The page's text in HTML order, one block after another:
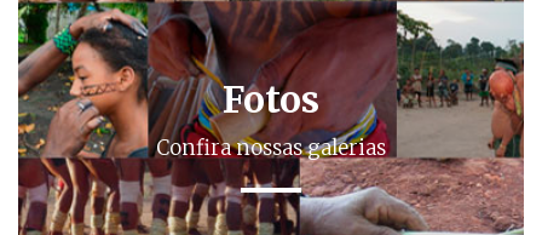
Fotos
Confira nossas galerias